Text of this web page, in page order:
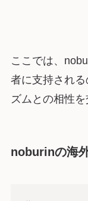
ここでは、
者に支持される
ズムとの相性を
noburinの海